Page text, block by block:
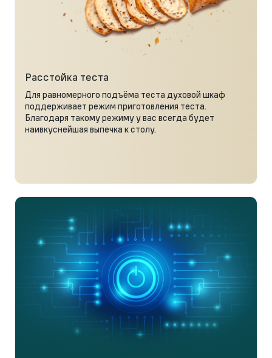
Расстойка теста
Для равномерного подъёма теста духовой шкаф
поддерживает режим приготовления теста.
Благодаря такому режиму у вас всегда будет
наивкуснейшая выпечка к столу.